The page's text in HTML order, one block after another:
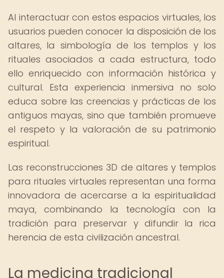
Al interactuar con estos espacios virtuales, los
usuarios pueden conocer la disposición de los
altares, la simbología de los templos y los
rituales asociados a cada estructura, todo
ello enriquecido con información histórica y
cultural. Esta experiencia inmersiva no solo
educa sobre las creencias y prácticas de los
antiguos mayas, sino que también promueve
el respeto y la valoración de su patrimonio
espiritual.
Las reconstrucciones 3D de altares y templos
para rituales virtuales representan una forma
innovadora de acercarse a la espiritualidad
maya, combinando la tecnología con la
tradición para preservar y difundir la rica
herencia de esta civilización ancestral.
La medicina tradicional